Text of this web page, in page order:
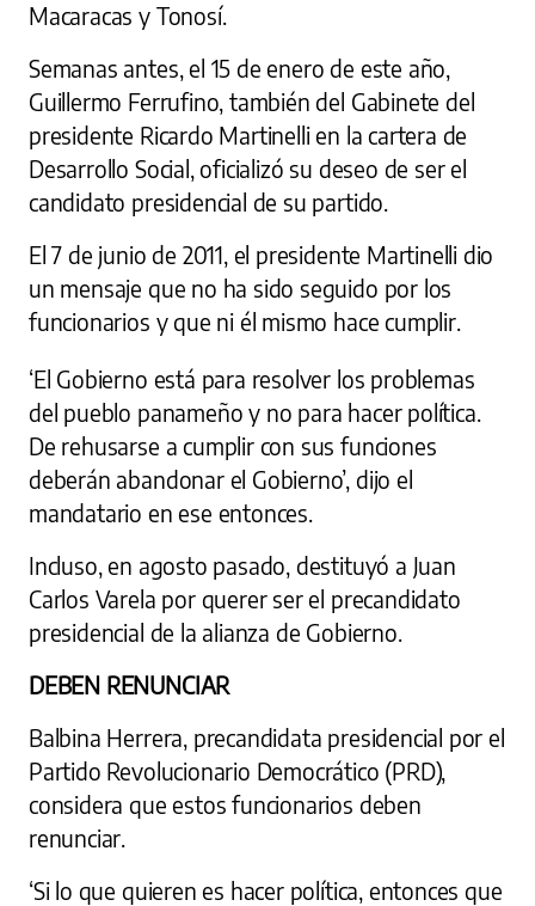
Macaracas y Tonosí.
Semanas antes, el 15 de enero de este año,
Guillermo Ferrufino, también del Gabinete del
presidente Ricardo Martinelli en la cartera de
Desarrollo Social, oficializó su deseo de ser el
candidato presidencial de su partido.
El 7 de junio de 2011, el presidente Martinelli dio
un mensaje que no ha sido seguido por los
funcionarios y que ni él mismo hace cumplir.
‘El Gobierno está para resolver los problemas
del pueblo panameño y no para hacer política.
De rehusarse a cumplir con sus funciones
deberán abandonar el Gobierno’, dijo el
mandatario en ese entonces.
Incluso, en agosto pasado, destituyó a Juan
Carlos Varela por querer ser el precandidato
presidencial de la alianza de Gobierno.
DEBEN RENUNCIAR
Balbina Herrera, precandidata presidencial por el
Partido Revolucionario Democrático (PRD),
considera que estos funcionarios deben
renunciar.
‘Si lo que quieren es hacer política, entonces que